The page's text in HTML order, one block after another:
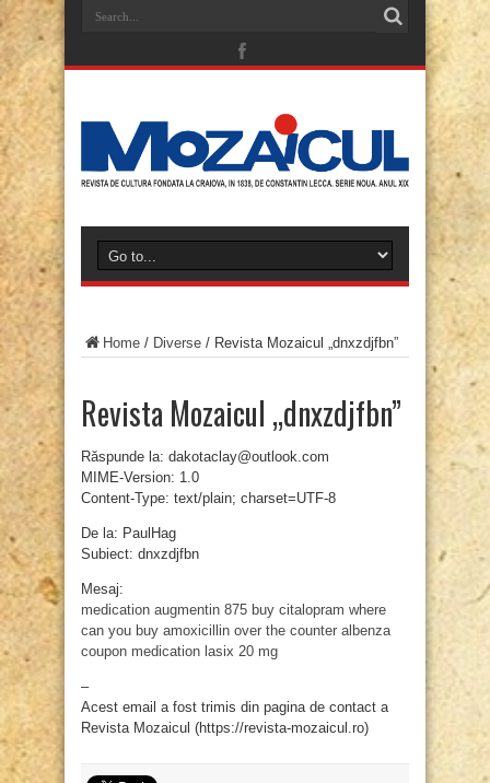
Home / Diverse / Revista Mozaicul „dnxzdjfbn”
Revista Mozaicul „dnxzdjfbn”
Răspunde la: dakotaclay@outlook.com
MIME-Version: 1.0
Content-Type: text/plain; charset=UTF-8
De la: PaulHag
Subiect: dnxzdjfbn
Mesaj:
medication augmentin 875 buy citalopram where
can you buy amoxicillin over the counter albenza
coupon medication lasix 20 mg
–
Acest email a fost trimis din pagina de contact a
Revista Mozaicul (https://revista-mozaicul.ro)